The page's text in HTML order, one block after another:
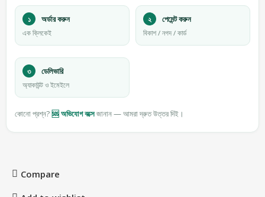
১ অর্ডার করুন
এক ক্লিকেই
২ পেমেন্ট করুন
বিকাশ / নগদ / কার্ড
৩ ডেলিভারি
অ্যাকাউন্ট ও ইমেইলে
কোনো প্রশ্ন?🆘 অভিযোগ বক্সেজানান — আমরা দ্রুত উত্তর দিই।
Compare